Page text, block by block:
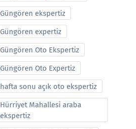
Güngören ekspertiz
Güngören expertiz
Güngören Oto Ekspertiz
Güngören Oto Expertiz
hafta sonu açık oto ekspertiz
Hürriyet Mahallesi araba
ekspertiz